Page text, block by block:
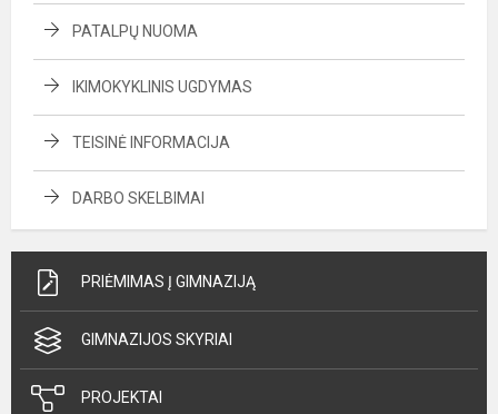
PATALPŲ NUOMA
IKIMOKYKLINIS UGDYMAS
TEISINĖ INFORMACIJA
DARBO SKELBIMAI
PRIĖMIMAS Į GIMNAZIJĄ
GIMNAZIJOS SKYRIAI
PROJEKTAI